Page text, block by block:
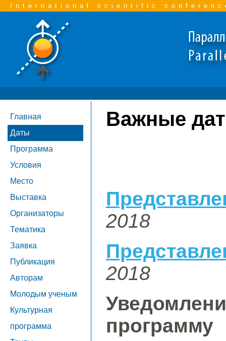
International scientific
Главная
Даты
Программа
Условия
Место
Выставка
Организаторы
Тематика
Заявка
Публикация
Авторам
Молодым ученым
Культурная
программа
Важные
2018
2018